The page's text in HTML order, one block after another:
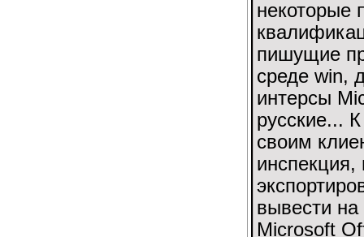
некоторые
пишущие
среде win,
интерсы
русские...
своим
инспекция,
вывести на
Microsoft